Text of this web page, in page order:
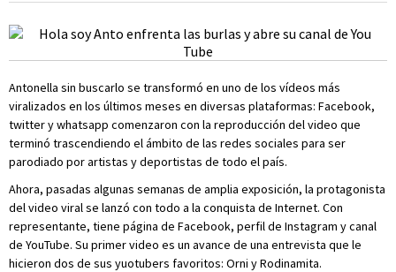
Antonella sin buscarlo se transformó en uno de los vídeos más
viralizados en los últimos meses en diversas plataformas: Facebook,
twitter y whatsapp comenzaron con la reproducción del video que
terminó trascendiendo el ámbito de las redes sociales para ser
parodiado por artistas y deportistas de todo el país.
Ahora, pasadas algunas semanas de amplia exposición, la protagonista
del video viral se lanzó con todo a la conquista de Internet. Con
representante, tiene página de Facebook, perfil de Instagram y canal
de YouTube. Su primer video es un avance de una entrevista que le
hicieron dos de sus yuotubers favoritos: Orni y Rodinamita.